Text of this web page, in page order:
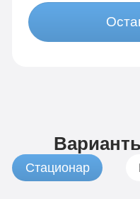
Стационар